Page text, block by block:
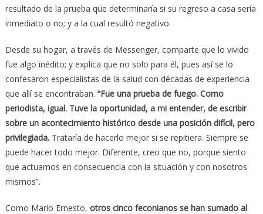
resultado de la prueba que determinaría si su regreso a casa sería
inmediato o no; y a la cual resultó negativo.
Desde su hogar, a través de Messenger, comparte que lo vivido
fue algo inédito; y explica que no solo para él, pues así se lo
confesaron especialistas de la salud con décadas de experiencia
que allí se encontraban. “Fue una prueba de fuego. Como
periodista, igual. Tuve la oportunidad, a mi entender, de escribir
sobre un acontecimiento histórico desde una posición difícil, pero
privilegiada.Trataría de hacerlo mejor si se repitiera. Siempre se
puede hacer todo mejor. Diferente, creo que no, porque siento
que actuamos en consecuencia con la situación y con nosotros
mismos”.
Como Mario Ernesto, otros cinco feconianos se han sumado al